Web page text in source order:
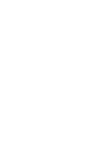
Sie wird auf
genannt. Sie
Die Lesungen